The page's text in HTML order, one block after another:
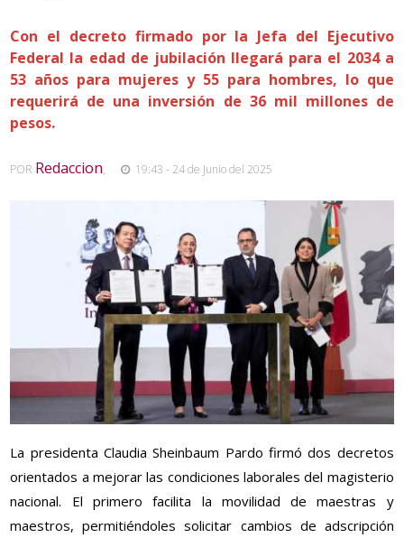
Con el decreto firmado por la Jefa del Ejecutivo
Federal la edad de jubilación llegará para el 2034 a
53 años para mujeres y 55 para hombres, lo que
requerirá de una inversión de 36 mil millones de
pesos.
POR Redaccion, 19:43 - 24 de Junio del 2025
La presidenta Claudia Sheinbaum Pardo firmó dos decretos
orientados a mejorar las condiciones laborales del magisterio
nacional. El primero facilita la movilidad de maestras y
maestros, permitiéndoles solicitar cambios de adscripción